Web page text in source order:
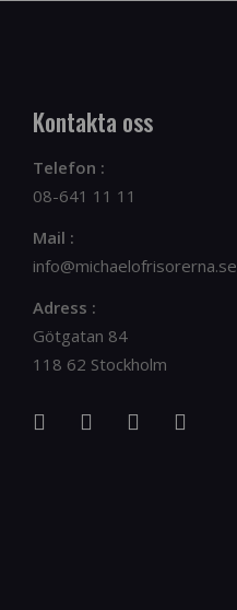
Kontakta oss
Telefon :
08-641 11 11
Mail :
info@michaelofrisorerna.se
Adress :
Götgatan 84
118 62 Stockholm